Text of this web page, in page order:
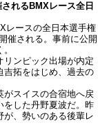
れるBMXレース全日
レースの全日本選手権
催される。事前に公開
リンピック出場が内定
吉拓をはじめ、過去の
がスイスの合宿地へ戻
をした丹野夏波だ。昨
が、勢いのある後輩レ